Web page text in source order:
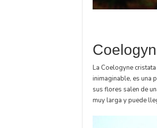
La Coelogyne
inimaginable, es una
sus flores salen de
muy larga y puede